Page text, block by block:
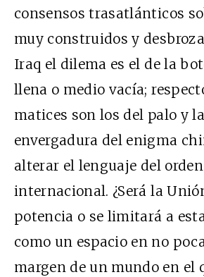
consensos trasatlánticos
muy construidos y
Iraq el dilema es el de la
llena o medio vacía;
matices son los del palo y
envergadura del enigma
alterar el lenguaje del orden
internacional. ¿Será la
potencia o se limitará a
como un espacio en no
margen de un mundo en el